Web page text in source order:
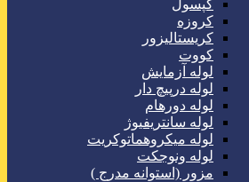
کپسول
کروزه
کریستالیزور
کووت
لوله آزمایش
لوله درپیچ دار
لوله دورهام
لوله سانتریفیوژ
لوله میکروهماتوکریت
لوله ونوجکت
مزور (استوانه مدرج )